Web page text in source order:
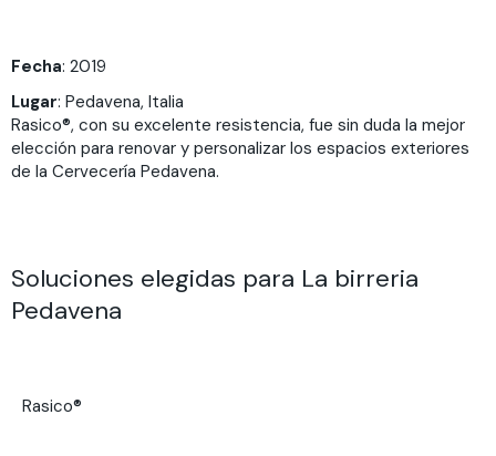
Fecha: 2019
Lugar: Pedavena, Italia
Rasico®, con su excelente resistencia, fue sin duda la mejor
elección para renovar y personalizar los espacios exteriores
de la Cervecería Pedavena.
Soluciones elegidas para La birreria
Pedavena
Rasico®